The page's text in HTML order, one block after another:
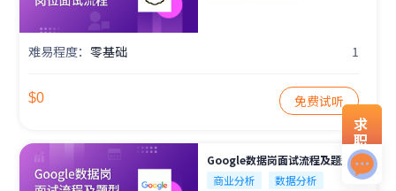
难易程度：零基础 1
$0 免费试听
Google数据岗面试流程及题型
商业分析
数据分析
求
职
资
料